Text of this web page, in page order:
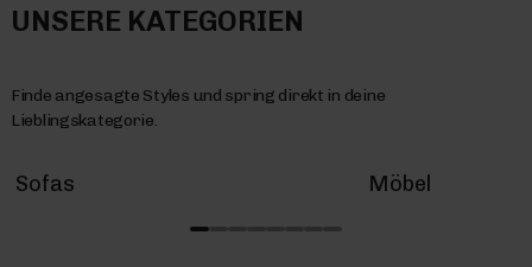
UNSERE KATEGORIEN
Finde angesagte Styles und spring direkt in deine
Lieblingskategorie.
Sofas Möbel